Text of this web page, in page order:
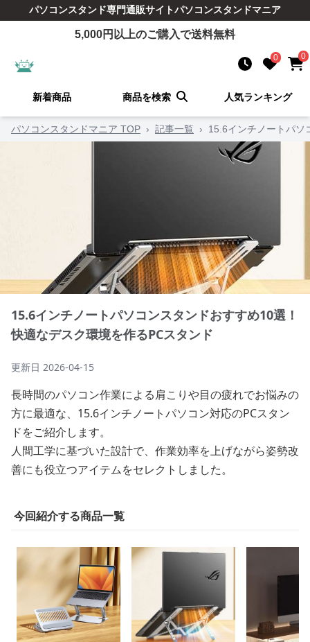
パソコンスタンド専門通販サイトパソコンスタンドマニア
5,000円以上のご購入で送料無料
0 0
新着商品 商品を検索 人気ランキング
パソコンスタンドマニア TOP › 記事一覧 › 15.6インチノートパソ
15.6インチノートパソコンスタンドおすすめ10選！
快適なデスク環境を作るPCスタンド
更新日 2026-04-15
長時間のパソコン作業による肩こりや目の疲れでお悩みの
方に最適な、15.6インチノートパソコン対応のPCスタン
ドをご紹介します。
人間工学に基づいた設計で、作業効率を上げながら姿勢改
善にも役立つアイテムをセレクトしました。
今回紹介する商品一覧